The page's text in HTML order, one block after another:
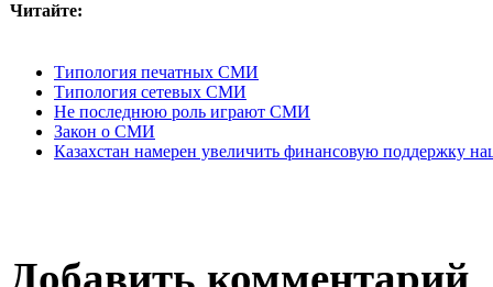
Читайте:
Типология печатных СМИ
Типология сетевых СМИ
Не последнюю роль играют СМИ
Закон о СМИ
Казахстан намерен увеличить финансовую поддержку